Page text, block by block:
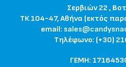
Σερβιών 22 ,
ΤΚ 104-47, Αθήνα (εκτός
email:
Τηλέφωνο: (+30)
ΓΕΜΗ: